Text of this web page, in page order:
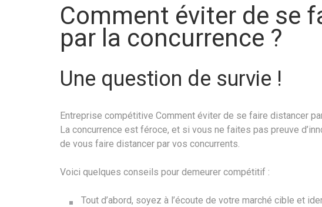
Comment éviter de se
par la concurrence ?
Une question de survie !
Entreprise compétitive Comment éviter de se faire distancer
La concurrence est féroce, et si vous ne faites pas preuve
de vous faire distancer par vos concurrents.
Voici quelques conseils pour demeurer compétitif :
Tout d’abord, soyez à l’écoute de votre marché cible et